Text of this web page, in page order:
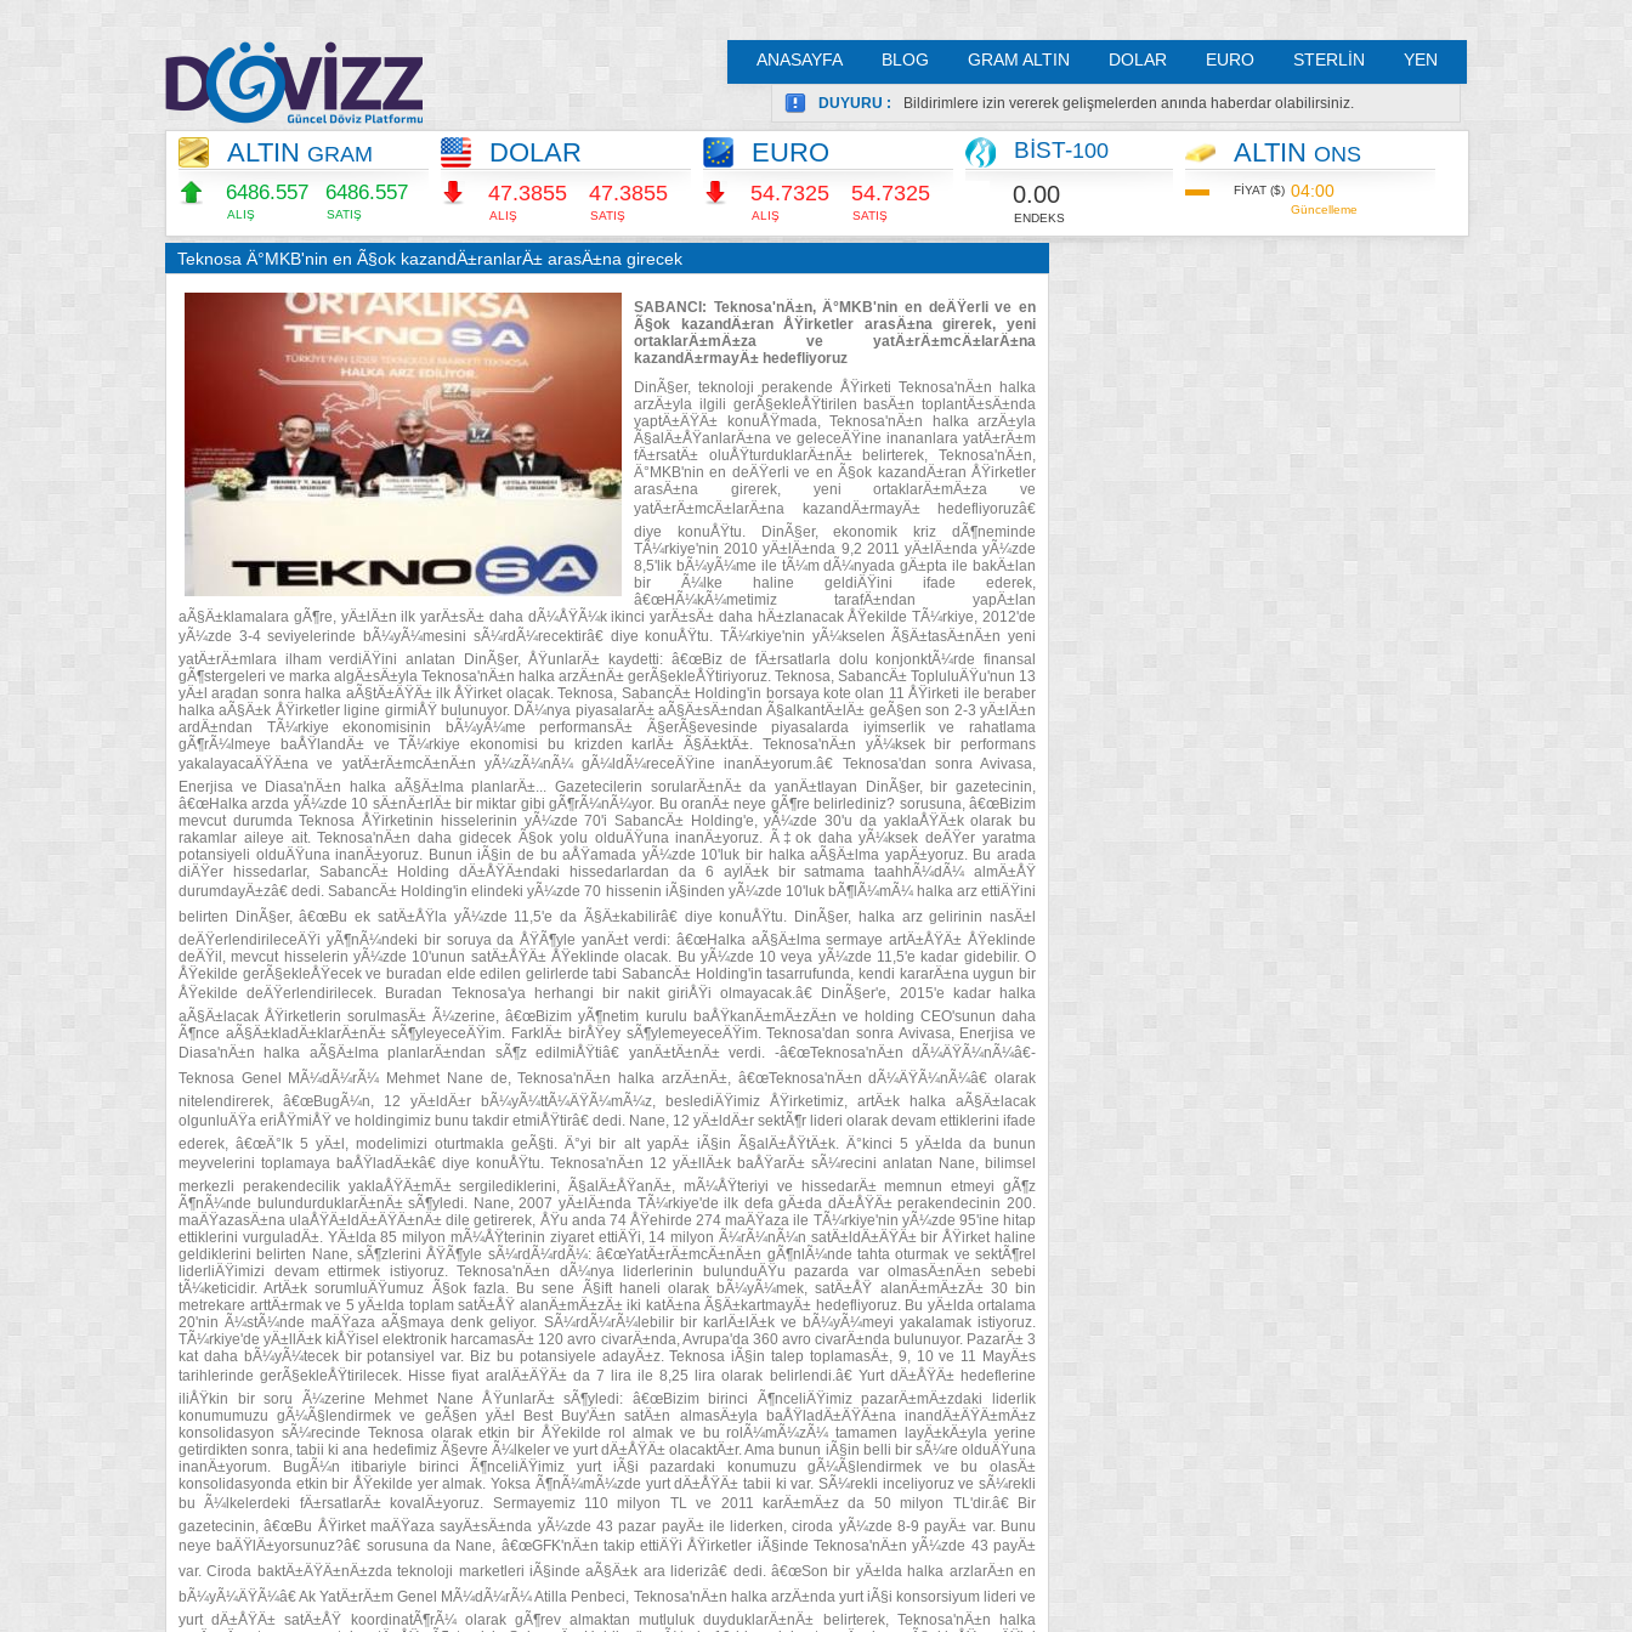
ANASAYFA BLOG GRAM ALTIN DOLAR EURO STERLİN YEN
DUYURU : Bildirimlere izin vererek gelişmelerden anında haberdar olabilirsiniz.
ALTIN GRAM
6486.557
ALIŞ
6486.557
SATIŞ
DOLAR
47.3855
ALIŞ
47.3855
SATIŞ
EURO
54.7325
ALIŞ
54.7325
SATIŞ
BİST-100
0.00
ENDEKS
ALTIN ONS
FİYAT ($) 04:00
Güncelleme
Teknosa Ä°MKB'nin en Ã§ok kazandÄ±ranlarÄ± arasÄ±na girecek
SABANCI: Teknosa'nÄ±n, Ä°MKB'nin en deÄŸerli ve en
Ã§ok kazandÄ±ran ÅŸirketler arasÄ±na girerek, yeni
ortaklarÄ±mÄ±za ve yatÄ±rÄ±mcÄ±larÄ±na
kazandÄ±rmayÄ± hedefliyoruz
DinÃ§er, teknoloji perakende ÅŸirketi Teknosa'nÄ±n halka
arzÄ±yla ilgili gerÃ§ekleÅŸtirilen basÄ±n toplantÄ±sÄ±nda
yaptÄ±ÄŸÄ± konuÅŸmada, Teknosa'nÄ±n halka arzÄ±yla
Ã§alÄ±ÅŸanlarÄ±na ve geleceÄŸine inananlara yatÄ±rÄ±m
fÄ±rsatÄ± oluÅŸturduklarÄ±nÄ± belirterek, Teknosa'nÄ±n,
Ä°MKB'nin en deÄŸerli ve en Ã§ok kazandÄ±ran ÅŸirketler
arasÄ±na girerek, yeni ortaklarÄ±mÄ±za ve
yatÄ±rÄ±mcÄ±larÄ±na kazandÄ±rmayÄ± hedefliyoruzâ€
diye konuÅŸtu. DinÃ§er, ekonomik kriz dÃ¶neminde
TÃ¼rkiye'nin 2010 yÄ±lÄ±nda 9,2 2011 yÄ±lÄ±nda yÃ¼zde
8,5'lik bÃ¼yÃ¼me ile tÃ¼m dÃ¼nyada gÄ±pta ile bakÄ±lan
bir Ã¼lke haline geldiÄŸini ifade ederek,
â€œHÃ¼kÃ¼metimiz tarafÄ±ndan yapÄ±lan
aÃ§Ä±klamalara gÃ¶re, yÄ±lÄ±n ilk yarÄ±sÄ± daha dÃ¼ÅŸÃ¼k ikinci yarÄ±sÄ± daha hÄ±zlanacak ÅŸekilde TÃ¼rkiye, 2012'de
yÃ¼zde 3-4 seviyelerinde bÃ¼yÃ¼mesini sÃ¼rdÃ¼recektirâ€ diye konuÅŸtu. TÃ¼rkiye'nin yÃ¼kselen Ã§Ä±tasÄ±nÄ±n yeni
yatÄ±rÄ±mlara ilham verdiÄŸini anlatan DinÃ§er, ÅŸunlarÄ± kaydetti: â€œBiz de fÄ±rsatlarla dolu konjonktÃ¼rde finansal
gÃ¶stergeleri ve marka algÄ±sÄ±yla Teknosa'nÄ±n halka arzÄ±nÄ± gerÃ§ekleÅŸtiriyoruz. Teknosa, SabancÄ± TopluluÄŸu'nun 13
yÄ±l aradan sonra halka aÃ§tÄ±ÄŸÄ± ilk ÅŸirket olacak. Teknosa, SabancÄ± Holding'in borsaya kote olan 11 ÅŸirketi ile beraber
halka aÃ§Ä±k ÅŸirketler ligine girmiÅŸ bulunuyor. DÃ¼nya piyasalarÄ± aÃ§Ä±sÄ±ndan Ã§alkantÄ±lÄ± geÃ§en son 2-3 yÄ±lÄ±n
ardÄ±ndan TÃ¼rkiye ekonomisinin bÃ¼yÃ¼me performansÄ± Ã§erÃ§evesinde piyasalarda iyimserlik ve rahatlama
gÃ¶rÃ¼lmeye baÅŸlandÄ± ve TÃ¼rkiye ekonomisi bu krizden karlÄ± Ã§Ä±ktÄ±. Teknosa'nÄ±n yÃ¼ksek bir performans
yakalayacaÄŸÄ±na ve yatÄ±rÄ±mcÄ±nÄ±n yÃ¼zÃ¼nÃ¼ gÃ¼ldÃ¼receÄŸine inanÄ±yorum.â€ Teknosa'dan sonra Avivasa,
Enerjisa ve Diasa'nÄ±n halka aÃ§Ä±lma planlarÄ±... Gazetecilerin sorularÄ±nÄ± da yanÄ±tlayan DinÃ§er, bir gazetecinin,
â€œHalka arzda yÃ¼zde 10 sÄ±nÄ±rlÄ± bir miktar gibi gÃ¶rÃ¼nÃ¼yor. Bu oranÄ± neye gÃ¶re belirlediniz? sorusuna, â€œBizim
mevcut durumda Teknosa ÅŸirketinin hisselerinin yÃ¼zde 70'i SabancÄ± Holding'e, yÃ¼zde 30'u da yaklaÅŸÄ±k olarak bu
rakamlar aileye ait. Teknosa'nÄ±n daha gidecek Ã§ok yolu olduÄŸuna inanÄ±yoruz. Ã‡ok daha yÃ¼ksek deÄŸer yaratma
potansiyeli olduÄŸuna inanÄ±yoruz. Bunun iÃ§in de bu aÅŸamada yÃ¼zde 10'luk bir halka aÃ§Ä±lma yapÄ±yoruz. Bu arada
diÄŸer hissedarlar, SabancÄ± Holding dÄ±ÅŸÄ±ndaki hissedarlardan da 6 aylÄ±k bir satmama taahhÃ¼dÃ¼ almÄ±ÅŸ
durumdayÄ±zâ€ dedi. SabancÄ± Holding'in elindeki yÃ¼zde 70 hissenin iÃ§inden yÃ¼zde 10'luk bÃ¶lÃ¼mÃ¼ halka arz ettiÄŸini
belirten DinÃ§er, â€œBu ek satÄ±ÅŸla yÃ¼zde 11,5'e da Ã§Ä±kabilirâ€ diye konuÅŸtu. DinÃ§er, halka arz gelirinin nasÄ±l
deÄŸerlendirileceÄŸi yÃ¶nÃ¼ndeki bir soruya da ÅŸÃ¶yle yanÄ±t verdi: â€œHalka aÃ§Ä±lma sermaye artÄ±ÅŸÄ± ÅŸeklinde
deÄŸil, mevcut hisselerin yÃ¼zde 10'unun satÄ±ÅŸÄ± ÅŸeklinde olacak. Bu yÃ¼zde 10 veya yÃ¼zde 11,5'e kadar gidebilir. O
ÅŸekilde gerÃ§ekleÅŸecek ve buradan elde edilen gelirlerde tabi SabancÄ± Holding'in tasarrufunda, kendi kararÄ±na uygun bir
ÅŸekilde deÄŸerlendirilecek. Buradan Teknosa'ya herhangi bir nakit giriÅŸi olmayacak.â€ DinÃ§er'e, 2015'e kadar halka
aÃ§Ä±lacak ÅŸirketlerin sorulmasÄ± Ã¼zerine, â€œBizim yÃ¶netim kurulu baÅŸkanÄ±mÄ±zÄ±n ve holding CEO'sunun daha
Ã¶nce aÃ§Ä±kladÄ±klarÄ±nÄ± sÃ¶yleyeceÄŸim. FarklÄ± birÅŸey sÃ¶ylemeyeceÄŸim. Teknosa'dan sonra Avivasa, Enerjisa ve
Diasa'nÄ±n halka aÃ§Ä±lma planlarÄ±ndan sÃ¶z edilmiÅŸtiâ€ yanÄ±tÄ±nÄ± verdi. -â€œTeknosa'nÄ±n dÃ¼ÄŸÃ¼nÃ¼â€-
Teknosa Genel MÃ¼dÃ¼rÃ¼ Mehmet Nane de, Teknosa'nÄ±n halka arzÄ±nÄ±, â€œTeknosa'nÄ±n dÃ¼ÄŸÃ¼nÃ¼â€ olarak
nitelendirerek, â€œBugÃ¼n, 12 yÄ±ldÄ±r bÃ¼yÃ¼ttÃ¼ÄŸÃ¼mÃ¼z, beslediÄŸimiz ÅŸirketimiz, artÄ±k halka aÃ§Ä±lacak
olgunluÄŸa eriÅŸmiÅŸ ve holdingimiz bunu takdir etmiÅŸtirâ€ dedi. Nane, 12 yÄ±ldÄ±r sektÃ¶r lideri olarak devam ettiklerini ifade
ederek, â€œÄ°lk 5 yÄ±l, modelimizi oturtmakla geÃ§ti. Ä°yi bir alt yapÄ± iÃ§in Ã§alÄ±ÅŸtÄ±k. Ä°kinci 5 yÄ±lda da bunun
meyvelerini toplamaya baÅŸladÄ±kâ€ diye konuÅŸtu. Teknosa'nÄ±n 12 yÄ±llÄ±k baÅŸarÄ± sÃ¼recini anlatan Nane, bilimsel
merkezli perakendecilik yaklaÅŸÄ±mÄ± sergilediklerini, Ã§alÄ±ÅŸanÄ±, mÃ¼ÅŸteriyi ve hissedarÄ± memnun etmeyi gÃ¶z
Ã¶nÃ¼nde bulundurduklarÄ±nÄ± sÃ¶yledi. Nane, 2007 yÄ±lÄ±nda TÃ¼rkiye'de ilk defa gÄ±da dÄ±ÅŸÄ± perakendecinin 200.
maÄŸazasÄ±na ulaÅŸÄ±ldÄ±ÄŸÄ±nÄ± dile getirerek, ÅŸu anda 74 ÅŸehirde 274 maÄŸaza ile TÃ¼rkiye'nin yÃ¼zde 95'ine hitap
ettiklerini vurguladÄ±. YÄ±lda 85 milyon mÃ¼ÅŸterinin ziyaret ettiÄŸi, 14 milyon Ã¼rÃ¼nÃ¼n satÄ±ldÄ±ÄŸÄ± bir ÅŸirket haline
geldiklerini belirten Nane, sÃ¶zlerini ÅŸÃ¶yle sÃ¼rdÃ¼rdÃ¼: â€œYatÄ±rÄ±mcÄ±nÄ±n gÃ¶nlÃ¼nde tahta oturmak ve sektÃ¶rel
liderliÄŸimizi devam ettirmek istiyoruz. Teknosa'nÄ±n dÃ¼nya liderlerinin bulunduÄŸu pazarda var olmasÄ±nÄ±n sebebi
tÃ¼keticidir. ArtÄ±k sorumluÄŸumuz Ã§ok fazla. Bu sene Ã§ift haneli olarak bÃ¼yÃ¼mek, satÄ±ÅŸ alanÄ±mÄ±zÄ± 30 bin
metrekare arttÄ±rmak ve 5 yÄ±lda toplam satÄ±ÅŸ alanÄ±mÄ±zÄ± iki katÄ±na Ã§Ä±kartmayÄ± hedefliyoruz. Bu yÄ±lda ortalama
20'nin Ã¼stÃ¼nde maÄŸaza aÃ§maya denk geliyor. SÃ¼rdÃ¼rÃ¼lebilir bir karlÄ±lÄ±k ve bÃ¼yÃ¼meyi yakalamak istiyoruz.
TÃ¼rkiye'de yÄ±llÄ±k kiÅŸisel elektronik harcamasÄ± 120 avro civarÄ±nda, Avrupa'da 360 avro civarÄ±nda bulunuyor. PazarÄ± 3
kat daha bÃ¼yÃ¼tecek bir potansiyel var. Biz bu potansiyele adayÄ±z. Teknosa iÃ§in talep toplamasÄ±, 9, 10 ve 11 MayÄ±s
tarihlerinde gerÃ§ekleÅŸtirilecek. Hisse fiyat aralÄ±ÄŸÄ± da 7 lira ile 8,25 lira olarak belirlendi.â€ Yurt dÄ±ÅŸÄ± hedeflerine
iliÅŸkin bir soru Ã¼zerine Mehmet Nane ÅŸunlarÄ± sÃ¶yledi: â€œBizim birinci Ã¶nceliÄŸimiz pazarÄ±mÄ±zdaki liderlik
konumumuzu gÃ¼Ã§lendirmek ve geÃ§en yÄ±l Best Buy'Ä±n satÄ±n almasÄ±yla baÅŸladÄ±ÄŸÄ±na inandÄ±ÄŸÄ±mÄ±z
konsolidasyon sÃ¼recinde Teknosa olarak etkin bir ÅŸekilde rol almak ve bu rolÃ¼mÃ¼zÃ¼ tamamen layÄ±kÄ±yla yerine
getirdikten sonra, tabii ki ana hedefimiz Ã§evre Ã¼lkeler ve yurt dÄ±ÅŸÄ± olacaktÄ±r. Ama bunun iÃ§in belli bir sÃ¼re olduÄŸuna
inanÄ±yorum. BugÃ¼n itibariyle birinci Ã¶nceliÄŸimiz yurt iÃ§i pazardaki konumuzu gÃ¼Ã§lendirmek ve bu olasÄ±
konsolidasyonda etkin bir ÅŸekilde yer almak. Yoksa Ã¶nÃ¼mÃ¼zde yurt dÄ±ÅŸÄ± tabii ki var. SÃ¼rekli inceliyoruz ve sÃ¼rekli
bu Ã¼lkelerdeki fÄ±rsatlarÄ± kovalÄ±yoruz. Sermayemiz 110 milyon TL ve 2011 karÄ±mÄ±z da 50 milyon TL'dir.â€ Bir
gazetecinin, â€œBu ÅŸirket maÄŸaza sayÄ±sÄ±nda yÃ¼zde 43 pazar payÄ± ile liderken, ciroda yÃ¼zde 8-9 payÄ± var. Bunu
neye baÄŸlÄ±yorsunuz?â€ sorusuna da Nane, â€œGFK'nÄ±n takip ettiÄŸi ÅŸirketler iÃ§inde Teknosa'nÄ±n yÃ¼zde 43 payÄ±
var. Ciroda baktÄ±ÄŸÄ±nÄ±zda teknoloji marketleri iÃ§inde aÃ§Ä±k ara liderizâ€ dedi. â€œSon bir yÄ±lda halka arzlarÄ±n en
bÃ¼yÃ¼ÄŸÃ¼â€ Ak YatÄ±rÄ±m Genel MÃ¼dÃ¼rÃ¼ Atilla Penbeci, Teknosa'nÄ±n halka arzÄ±nda yurt iÃ§i konsorsiyum lideri ve
yurt dÄ±ÅŸÄ± satÄ±ÅŸ koordinatÃ¶rÃ¼ olarak gÃ¶rev almaktan mutluluk duyduklarÄ±nÄ± belirterek, Teknosa'nÄ±n halka